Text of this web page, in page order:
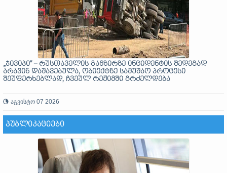
„ჯივიპი“ – რუსთაველის გამზირზე ინციდენტის შედეგად
არავინ დაშავებულა, ობიექტზე სამუშაო პროცესი
შეუფერხებლად, ჩვეულ რეჟიმში გრძელდება
აგვისტო 07 2026
ᲞᲣᲑᲚᲘᲙᲐᲪᲘᲔᲑᲘ